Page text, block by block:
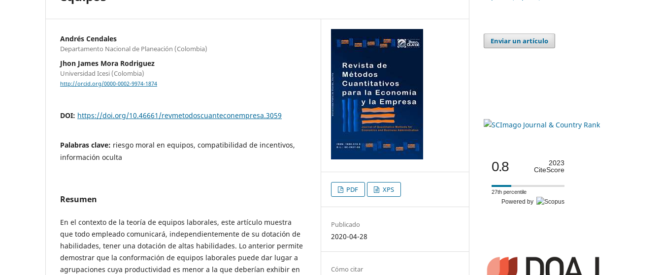
Andrés Cendales
Departamento Nacional de Planeación (Colombia)
Jhon James Mora Rodriguez
Universidad Icesi (Colombia)
http://orcid.org/0000-0002-9974-1874
DOI: https://doi.org/10.46661/revmetodoscuanteconempresa.3059
Palabras clave: riesgo moral en equipos, compatibilidad de incentivos,
información oculta
Resumen
En el contexto de la teoría de equipos laborales, este artículo muestra
que todo empleado comunicará, independientemente de su dotación de
habilidades, tener una dotación de altas habilidades. Lo anterior permite
demostrar que la conformación de equipos laborales puede dar lugar a
agrupaciones cuya productividad es menor a la que deberían exhibir en
PDF XPS
Publicado
2020-04-28
Cómo citar
Enviar un artículo
0.8
2023
CiteScore
27th percentile
Powered by